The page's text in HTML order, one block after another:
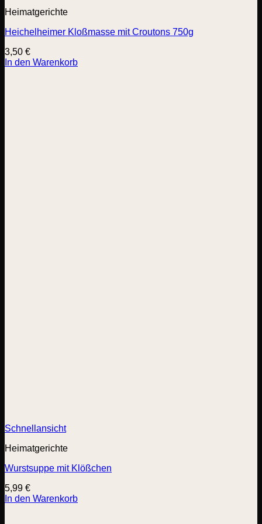
Heimatgerichte
Heichelheimer Kloßmasse mit Croutons 750g
3,50 €
In den Warenkorb
Schnellansicht
Heimatgerichte
Wurstsuppe mit Klößchen
5,99 €
In den Warenkorb